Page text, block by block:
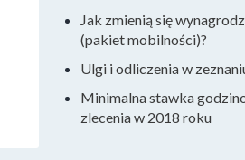
Jak zmienią się
(pakiet mobilności)?
Ulgi i odliczenia w
Minimalna stawka
zlecenia w 2018 roku